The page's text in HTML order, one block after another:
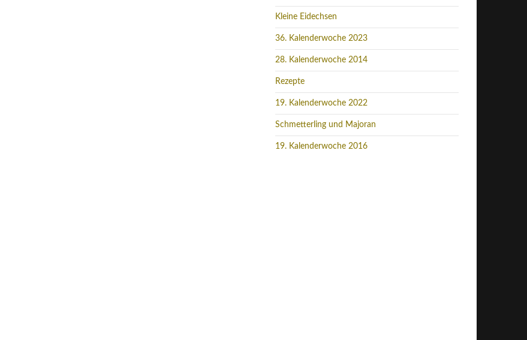
Kleine Eidechsen
36. Kalenderwoche 2023
28. Kalenderwoche 2014
Rezepte
19. Kalenderwoche 2022
Schmetterling und Majoran
19. Kalenderwoche 2016